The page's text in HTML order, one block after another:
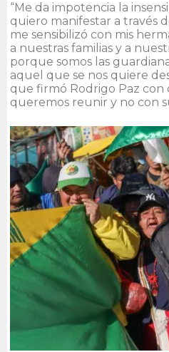
“Me da impotencia la
quiero manifestar a través
me sensibilizó con mis
a nuestras familias y a
porque somos las
aquel que se nos quiere
que firmó Rodrigo Paz con
queremos reunir y no con